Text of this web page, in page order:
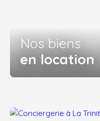
Nos biens
en location